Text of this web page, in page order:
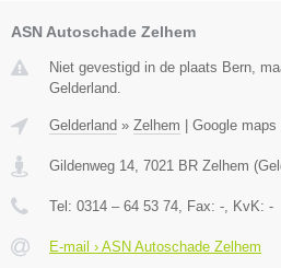
ASN Autoschade Zelhem
Niet gevestigd in de plaats Bern,
Gelderland.
Gelderland » Zelhem | Google maps
Gildenweg 14 7021 BR Zelhem (
Tel: 0314 – 64 53 74 , Fax: - , KvK: -
E-mail › ASN Autoschade Zelhem